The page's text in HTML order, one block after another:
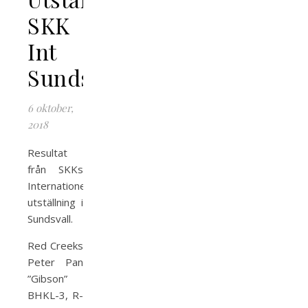
SKK
Int
Sundsvall
6 oktober,
2018
Resultat
från SKKs
Internationella
utställning i
Sundsvall.
Red Creeks
Peter Pan
”Gibson”
BHKL-3, R-